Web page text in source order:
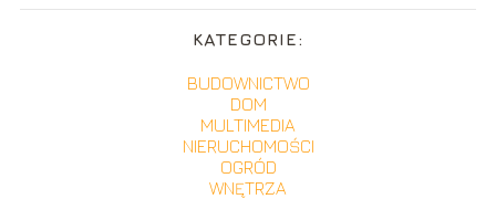
KATEGORIE:
BUDOWNICTWO
DOM
MULTIMEDIA
NIERUCHOMOŚCI
OGRÓD
WNĘTRZA